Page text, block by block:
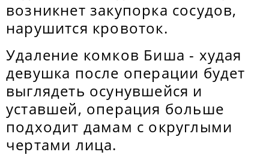
возникнет закупорка сосудов,
нарушится кровоток.
Удаление комков Биша - худая
девушка после операции будет
выглядеть осунувшейся и
уставшей, операция больше
подходит дамам с округлыми
чертами лица.